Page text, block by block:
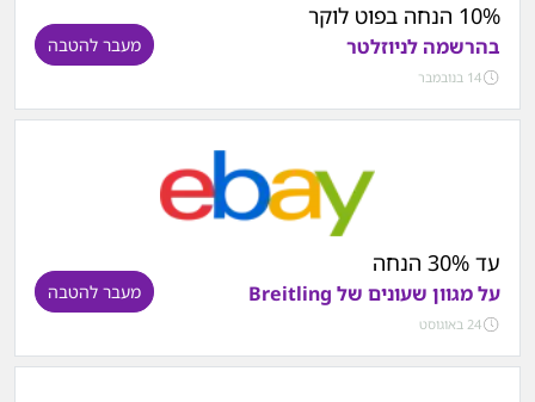
10% הנחה בפוט לוקר
בהרשמה לניוזלטר
14 בנובמבר
מעבר להטבה
עד 30% הנחה
על מגוון שעונים של Breitling
24 באוגוסט
מעבר להטבה